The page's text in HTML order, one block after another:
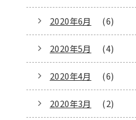
2020年6月 (6)
2020年5月 (4)
2020年4月 (6)
2020年3月 (2)